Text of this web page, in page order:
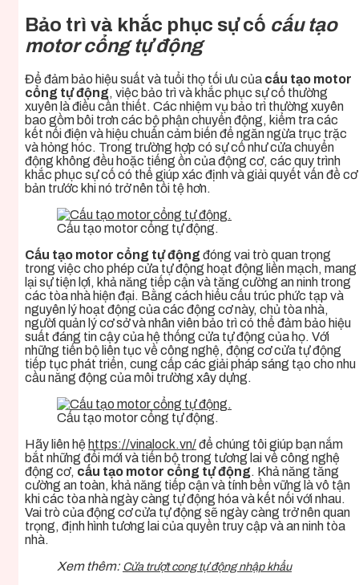
Bảo trì và khắc phục sự cố cấu tạo
motor cổng tự động
Để đảm bảo hiệu suất và tuổi thọ tối ưu của cấu tạo motor
cổng tự động, việc bảo trì và khắc phục sự cố thường
xuyên là điều cần thiết. Các nhiệm vụ bảo trì thường xuyên
bao gồm bôi trơn các bộ phận chuyển động, kiểm tra các
kết nối điện và hiệu chuẩn cảm biến để ngăn ngừa trục trặc
và hỏng hóc. Trong trường hợp có sự cố như cửa chuyển
động không đều hoặc tiếng ồn của động cơ, các quy trình
khắc phục sự cố có thể giúp xác định và giải quyết vấn đề cơ
bản trước khi nó trở nên tồi tệ hơn.
Cấu tạo motor cổng tự động.
Cấu tạo motor cổng tự động đóng vai trò quan trọng
trong việc cho phép cửa tự động hoạt động liền mạch, mang
lại sự tiện lợi, khả năng tiếp cận và tăng cường an ninh trong
các tòa nhà hiện đại. Bằng cách hiểu cấu trúc phức tạp và
nguyên lý hoạt động của các động cơ này, chủ tòa nhà,
người quản lý cơ sở và nhân viên bảo trì có thể đảm bảo hiệu
suất đáng tin cậy của hệ thống cửa tự động của họ. Với
những tiến bộ liên tục về công nghệ, động cơ cửa tự động
tiếp tục phát triển, cung cấp các giải pháp sáng tạo cho nhu
cầu năng động của môi trường xây dựng.
Cấu tạo motor cổng tự động.
Hãy liên hệ https://vinalock.vn/để chúng tôi giúp bạn nắm
bắt những đổi mới và tiến bộ trong tương lai về công nghệ
động cơ, cấu tạo motor cổng tự động. Khả năng tăng
cường an toàn, khả năng tiếp cận và tính bền vững là vô tận
khi các tòa nhà ngày càng tự động hóa và kết nối với nhau.
Vai trò của động cơ cửa tự động sẽ ngày càng trở nên quan
trọng, định hình tương lai của quyền truy cập và an ninh tòa
nhà.
Xem thêm: Cửa trượt cong tự động nhập khẩu